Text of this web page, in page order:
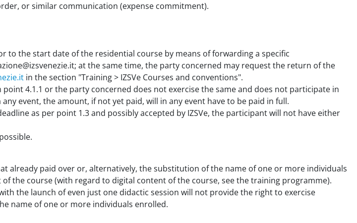
or similar communication (expense commitment).
the start date of the residential course by means of forwarding a specific
at the same time, the party concerned may request the return of the
in the section "Training > IZSVe Courses and conventions".
4.1.1 or the party concerned does not exercise the same and does not participate in
event, the amount, if not yet paid, will in any event have to be paid in full.
as per point 1.3 and possibly accepted by IZSVe, the participant will not have either
paid over or, alternatively, the substitution of the name of one or more individuals
the course (with regard to digital content of the course, see the training programme).
the launch of even just one didactic session will not provide the right to exercise
name of one or more individuals enrolled.